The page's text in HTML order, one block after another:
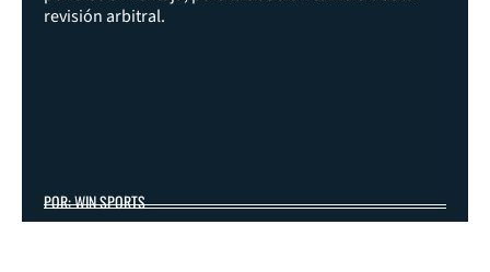
revisión arbitral.
POR: WIN SPORTS